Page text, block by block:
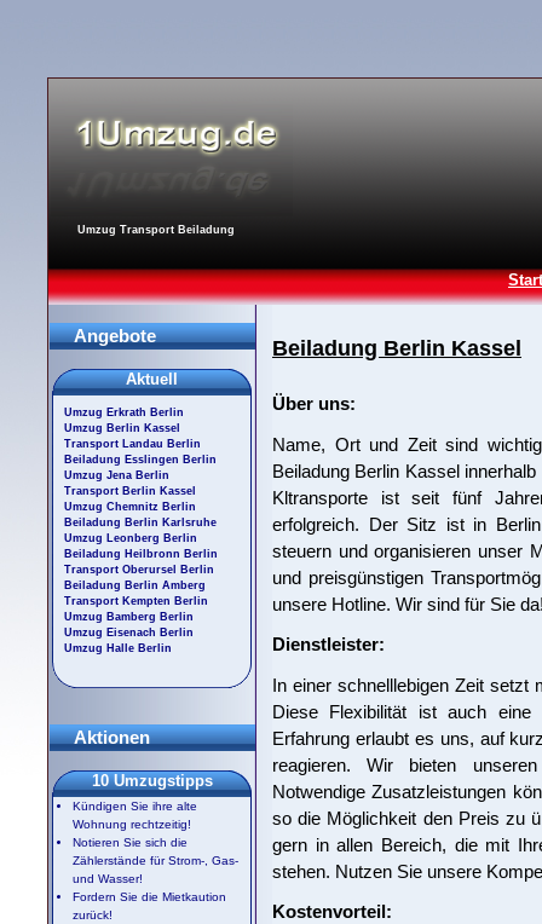
Umzug Transport Beiladung
Beiladung Berlin Kassel
Über uns:
Name, Ort und Zeit sind
Beiladung Berlin Kassel
Kltransporte ist seit fünf
erfolgreich. Der Sitz ist in
steuern und organisieren unser
und preisgünstigen
unsere Hotline. Wir sind für Sie
Dienstleister:
In einer schnelllebigen Zeit setzt
Diese Flexibilität ist auch eine
Erfahrung erlaubt es uns, auf
reagieren. Wir bieten unseren
Notwendige Zusatzleistungen
so die Möglichkeit den Preis zu
gern in allen Bereich, die mit
stehen. Nutzen Sie unsere
Kostenvorteil:
Angebote
Aktuell
Umzug Erkrath Berlin
Umzug Berlin Kassel
Transport Landau Berlin
Beiladung Esslingen Berlin
Umzug Jena Berlin
Transport Berlin Kassel
Umzug Chemnitz Berlin
Beiladung Berlin Karlsruhe
Umzug Leonberg Berlin
Beiladung Heilbronn Berlin
Transport Oberursel Berlin
Beiladung Berlin Amberg
Transport Kempten Berlin
Umzug Bamberg Berlin
Umzug Eisenach Berlin
Umzug Halle Berlin
Aktionen
10 Umzugstipps
Kündigen Sie ihre alte
Wohnung rechtzeitig!
Notieren Sie sich die
Zählerstände für Strom-, Gas-
und Wasser!
Fordern Sie die Mietkaution
zurück!